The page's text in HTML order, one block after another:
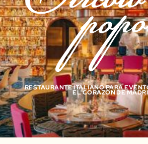
RESTAURANTE ITALIANO PARA
EL CORAZÓN DE